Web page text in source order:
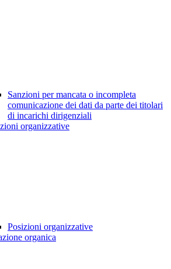
Sanzioni per mancata o incompleta
comunicazione dei dati da parte dei titolari
di incarichi dirigenziali
organizzative
Posizioni organizzative
organica